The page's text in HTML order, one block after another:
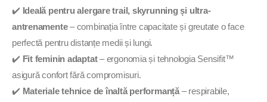
✔️ Ideală pentru alergare trail, skyrunning și ultra-
antrenamente– combinația între capacitate și greutate o face
perfectă pentru distanțe medii și lungi.
✔️ Fit feminin adaptat– ergonomia și tehnologia Sensifit™
asigură confort fără compromisuri.
✔️ Materiale tehnice de înaltă performanță– respirabile,